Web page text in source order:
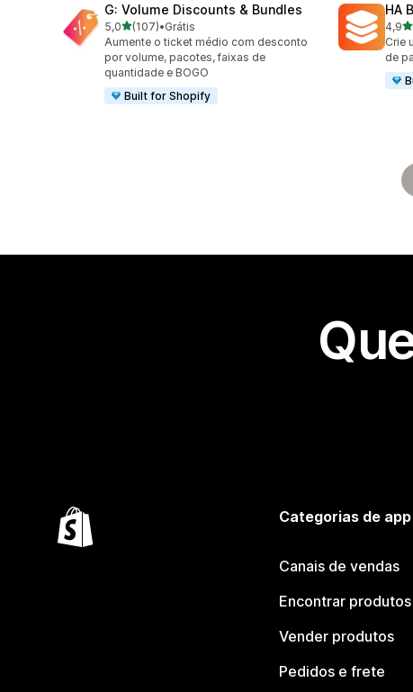
G: Volume Discounts & Bundles
5,0de 5 estrelas
(107)
107 avaliações ao todo
•Grátis
Aumente o ticket médio com desconto
por volume, pacotes, faixas de
quantidade e BOGO
Built for Shopify
HA
4,9
145
Crie
de
Categorias de app
Canais de vendas
Encontrar produtos
Vender produtos
Pedidos e frete